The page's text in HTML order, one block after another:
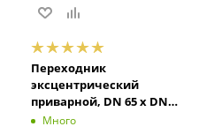
Переходник
эксцентрический
приварной, DN 65 x DN
32, нерж. сталь 316,
Много